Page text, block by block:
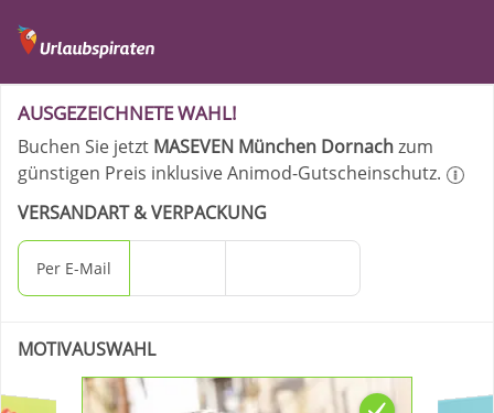
Ihre Bestellung -
AUSGEZEICHNETE WAHL!
Buchen Sie jetzt MASEVEN München Dornachzum
günstigen Preis inklusive Animod-Gutscheinschutz.
VERSANDART & VERPACKUNG
Per E-Mail
MOTIVAUSWAHL